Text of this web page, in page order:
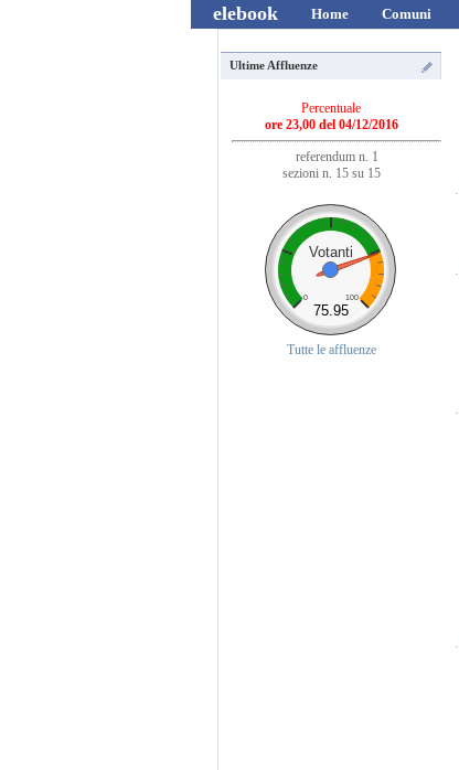
elebook Home Comuni
Ultime Affluenze
Percentuale
ore 23,00 del 04/12/2016
referendum n. 1
sezioni n. 15 su 15
Votanti
0 100
75.95
Tutte le affluenze